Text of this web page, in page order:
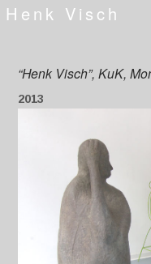
Henk Visch
“Henk Visch”, KuK,
2013